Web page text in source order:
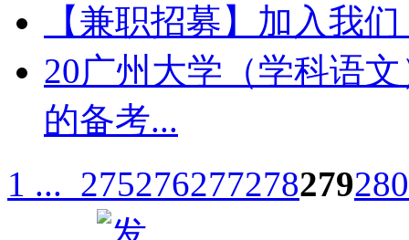
【兼职招募】加入我
20广州大学（学科语
的备考...
1 ... 275276277278279280